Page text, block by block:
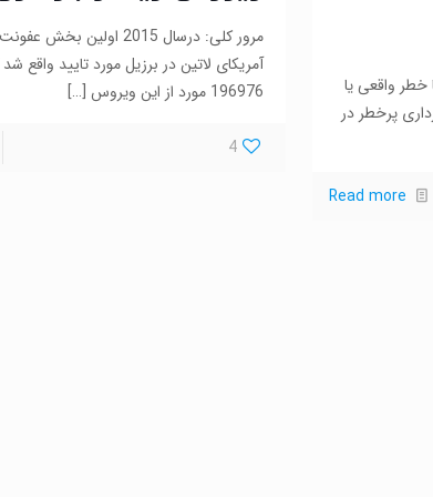
خطر واقعی یا
پرخطر در
Read more
مرور کلی: درسال 2015
آمریکای لاتین در برزیل مورد تایید واقع
196976 مورد از این ویروس
[…]
4